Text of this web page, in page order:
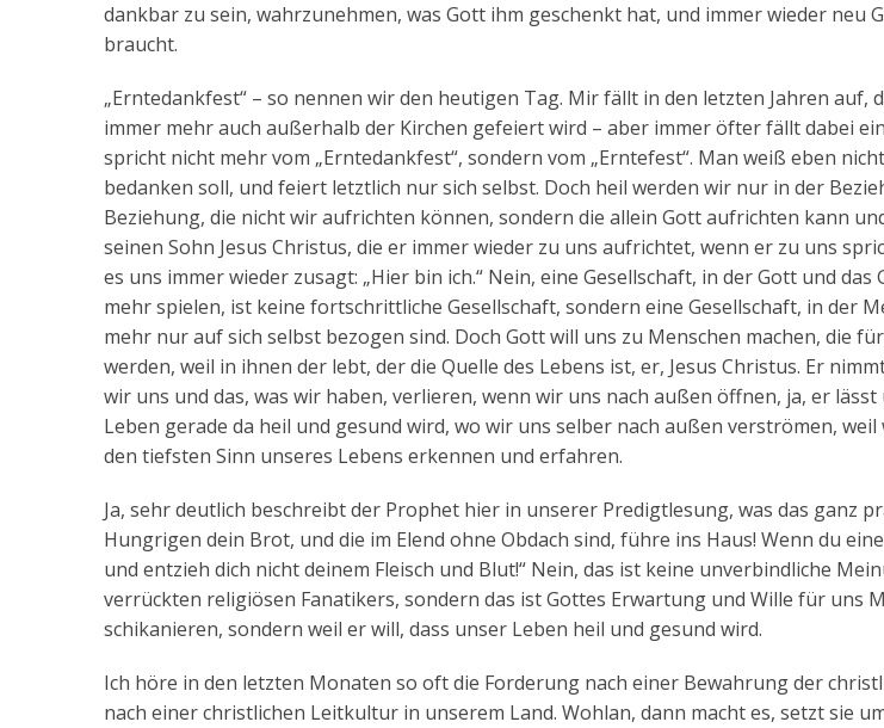
dankbar zu sein, wahrzunehmen, was Gott ihm geschenkt hat, und immer wieder neu
braucht.
„Erntedankfest“ – so nennen wir den heutigen Tag. Mir fällt in den letzten Jahren auf,
immer mehr auch außerhalb der Kirchen gefeiert wird – aber immer öfter fällt dabei
spricht nicht mehr vom „Erntedankfest“, sondern vom „Erntefest“. Man weiß eben
bedanken soll, und feiert letztlich nur sich selbst. Doch heil werden wir nur in der
Beziehung, die nicht wir aufrichten können, sondern die allein Gott aufrichten kann
seinen Sohn Jesus Christus, die er immer wieder zu uns aufrichtet, wenn er zu uns
es uns immer wieder zusagt: „Hier bin ich.“ Nein, eine Gesellschaft, in der Gott und das
mehr spielen, ist keine fortschrittliche Gesellschaft, sondern eine Gesellschaft, in der
mehr nur auf sich selbst bezogen sind. Doch Gott will uns zu Menschen machen, die
werden, weil in ihnen der lebt, der die Quelle des Lebens ist, er, Jesus Christus. Er
wir uns und das, was wir haben, verlieren, wenn wir uns nach außen öffnen, ja, er
Leben gerade da heil und gesund wird, wo wir uns selber nach außen verströmen,
den tiefsten Sinn unseres Lebens erkennen und erfahren.
Ja, sehr deutlich beschreibt der Prophet hier in unserer Predigtlesung, was das ganz
Hungrigen dein Brot, und die im Elend ohne Obdach sind, führe ins Haus! Wenn du
und entzieh dich nicht deinem Fleisch und Blut!“ Nein, das ist keine unverbindliche
verrückten religiösen Fanatikers, sondern das ist Gottes Erwartung und Wille für uns
schikanieren, sondern weil er will, dass unser Leben heil und gesund wird.
Ich höre in den letzten Monaten so oft die Forderung nach einer Bewahrung der
nach einer christlichen Leitkultur in unserem Land. Wohlan, dann macht es, setzt sie